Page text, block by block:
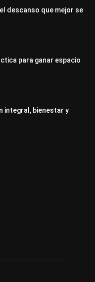
descanso que mejor se
para ganar espacio
integral, bienestar y